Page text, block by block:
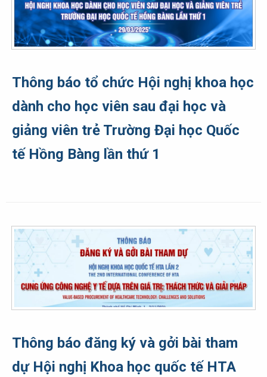
Thông báo tổ chức Hội nghị khoa học
dành cho học viên sau đại học và
giảng viên trẻ Trường Đại học Quốc
tế Hồng Bàng lần thứ 1
Thông báo đăng ký và gởi bài tham
dự Hội nghị Khoa học quốc tế HTA